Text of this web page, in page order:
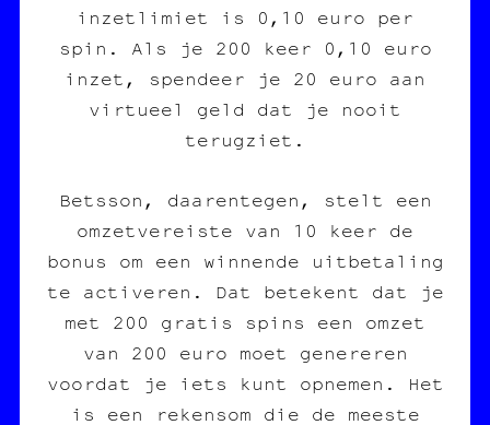
inzetlimiet is 0,10 euro per
spin. Als je 200 keer 0,10 euro
inzet, spendeer je 20 euro aan
virtueel geld dat je nooit
terugziet.
Betsson, daarentegen, stelt een
omzetvereiste van 10 keer de
bonus om een winnende uitbetaling
te activeren. Dat betekent dat je
met 200 gratis spins een omzet
van 200 euro moet genereren
voordat je iets kunt opnemen. Het
is een rekensom die de meeste